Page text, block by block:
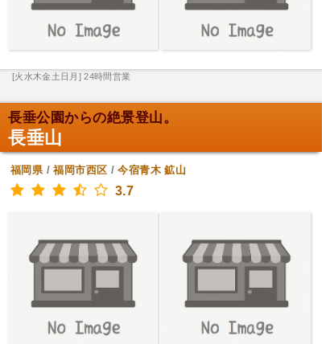
[火水木金土日月] 24時間営業
長垂公園からの絶景登山。
長垂山
福岡県/福岡市西区 /今宿青木 鉱山
3.7